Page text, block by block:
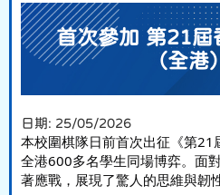
首次參加 第21屆
（全港）
日期: 25/05/2026
本校圍棋隊日前首次出征《第21
全港600多名學生同場博弈。面
著應戰，展現了驚人的思維與韌性